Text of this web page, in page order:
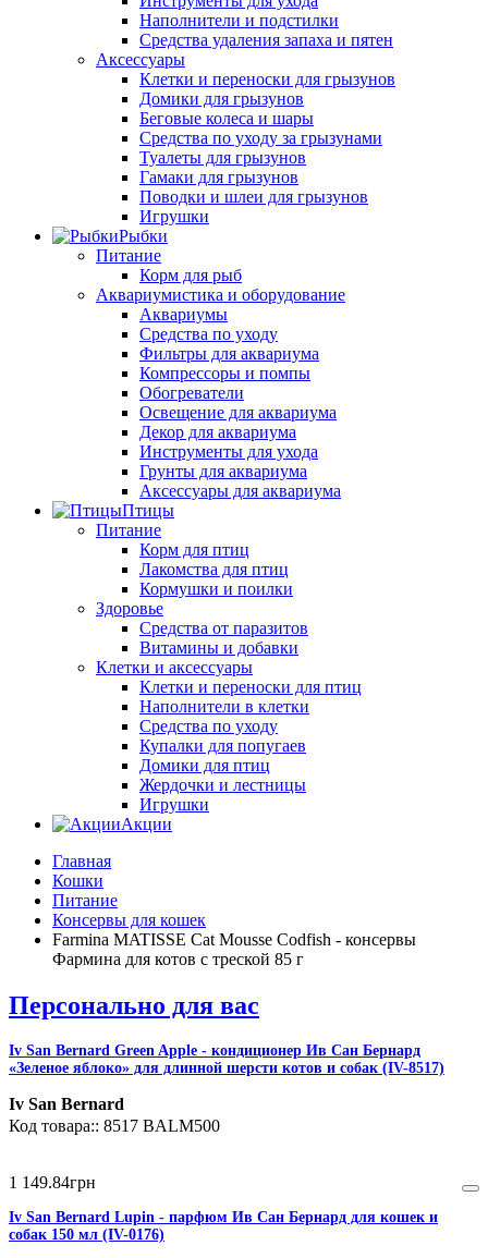
Наполнители и подстилки
Средства удаления запаха и пятен
Аксессуары
Клетки и переноски для грызунов
Домики для грызунов
Беговые колеса и шары
Средства по уходу за грызунами
Туалеты для грызунов
Гамаки для грызунов
Поводки и шлеи для грызунов
Игрушки
Рыбки
Питание
Корм для рыб
Аквариумистика и оборудование
Аквариумы
Средства по уходу
Фильтры для аквариума
Компрессоры и помпы
Обогреватели
Освещение для аквариума
Декор для аквариума
Инструменты для ухода
Грунты для аквариума
Аксессуары для аквариума
Птицы
Питание
Корм для птиц
Лакомства для птиц
Кормушки и поилки
Здоровье
Средства от паразитов
Витамины и добавки
Клетки и аксессуары
Клетки и переноски для птиц
Наполнители в клетки
Средства по уходу
Купалки для попугаев
Домики для птиц
Жердочки и лестницы
Игрушки
Акции
Главная
Кошки
Питание
Консервы для кошек
Farmina MATISSE Сat Mousse Codfish - консервы
Фармина для котов с треской 85 г
Персонально для вас
Iv San Bernard Green Apple - кондиционер Ив Сан Бернард
«Зеленое яблоко» для длинной шерсти котов и собак (IV-8517)
Iv San Bernard
8517 BALM500
1 149.84грн
Iv San Bernard Lupin - парфюм Ив Сан Бернард для кошек и
собак 150 мл (IV-0176)